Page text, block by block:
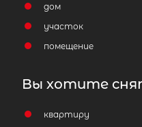
дом
участок
помещение
Вы хотите
квартиру